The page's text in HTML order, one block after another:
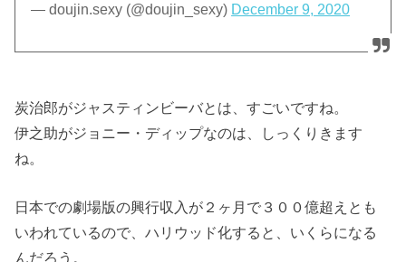
— doujin.sexy (@doujin_sexy) December 9, 2020
炭治郎がジャスティンビーバとは、すごいですね。
伊之助がジョニー・ディップなのは、しっくりきます
ね。
日本での劇場版の興行収入が２ヶ月で３００億超えとも
いわれているので、ハリウッド化すると、いくらになる
んだろう。